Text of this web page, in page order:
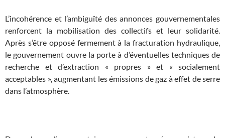
L’incohérence et l’ambiguïté des annonces gouvernementales
renforcent la mobilisation des collectifs et leur solidarité.
Après s’être opposé fermement à la fracturation hydraulique,
le gouvernement ouvre la porte à d’éventuelles techniques de
recherche et d’extraction « propres » et « socialement
acceptables », augmentant les émissions de gaz à effet de serre
dans l’atmosphère.